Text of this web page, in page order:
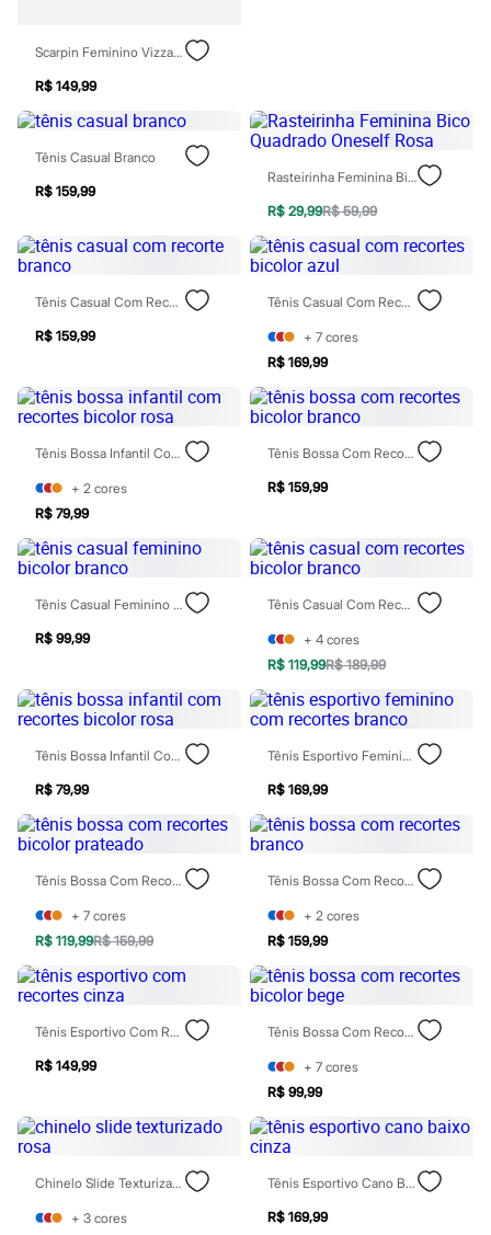
Sutiãs e Tops
Moda praia
Biquínis
Saídas de praia
Plus size
Blusas e Camisetas
Calças
Jeans
Moda esportiva
Vestidos
Em alta
Novidades
Roupas
Camisas
Calças
Camisetas e Regatas
Casacos e Jaquetas
Jeans
Polos
Acessórios
Bolsas e Mochilas
Chapéus e Bonés
Cintos
Relógios
Calçados
Chinelos
Sandálias e Papetes
Tênis
Moda esportiva
Acessórios
Bermudas
Camisetas
Calças
Calçados
Regatas
Moda íntima
Cuecas
Pijamas
Personagens
Calças
Camisas
Jeans
Moda esportiva
Shorts e Bermudas
Scarpin Feminino Vizzano Bico Fino Salto Médio Preto
R$ 149,99
Tênis Casual Branco
R$ 159,99
Rasteirinha Feminina Bico Quadrado Oneself Rosa
R$ 29,99R$ 59,99
Tênis Casual Com Recorte Branco
R$ 159,99
Tênis Casual Com Recortes Bicolor Azul
+ 7 cores
R$ 169,99
Tênis Bossa Infantil Com Recortes Bicolor Rosa
+ 2 cores
R$ 79,99
Tênis Bossa Com Recortes Bicolor Branco
R$ 159,99
Tênis Casual Feminino Bicolor Branco
R$ 99,99
Tênis Casual Com Recortes Bicolor Branco
+ 4 cores
R$ 119,99R$ 189,99
Tênis Bossa Infantil Com Recortes Bicolor Rosa
R$ 79,99
Tênis Esportivo Feminino Com Recortes Branco
R$ 169,99
Tênis Bossa Com Recortes Bicolor Prateado
+ 7 cores
R$ 119,99R$ 159,99
Tênis Bossa Com Recortes Branco
+ 2 cores
R$ 159,99
Tênis Esportivo Com Recortes Cinza
R$ 149,99
Tênis Bossa Com Recortes Bicolor Bege
+ 7 cores
R$ 99,99
Chinelo Slide Texturizado Rosa
+ 3 cores
Tênis Esportivo Cano Baixo Cinza
R$ 169,99